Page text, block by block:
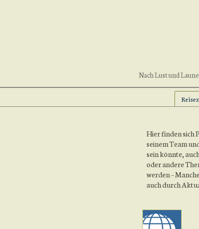
Nach Lust und
Reisen
Hier finden sich
seinem Team
sein könnte,
oder andere
werden –
auch durch